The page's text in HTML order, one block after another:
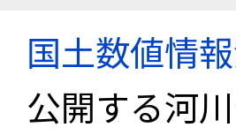
国土数値情
公開する河